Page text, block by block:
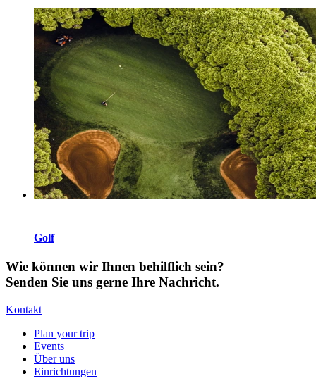
Golf
Wie können wir Ihnen behilflich sein?
Senden Sie uns gerne Ihre Nachricht.
Kontakt
Plan your trip
Events
Über uns
Einrichtungen